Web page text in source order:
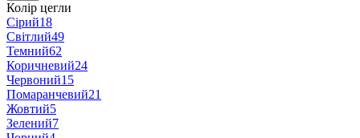
Колір цегли
Сірий18
Світлий49
Темний62
Коричневий24
Червоний15
Помаранчевий21
Жовтий5
Зелений7